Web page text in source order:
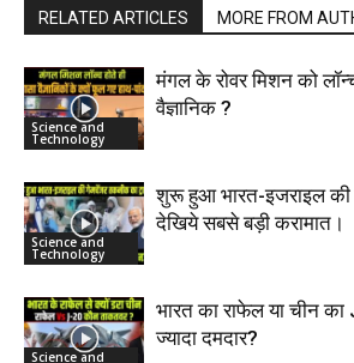
RELATED ARTICLES MORE FROM
Science and
Technology
मंगल के रोवर मिशन को
वैज्ञानिक ?
Science and
Technology
शुरू हुआ भारत-इजराइल
देखिये सबसे बड़ी करामात।
Science and
भारत का राफेल या चीन
ज्यादा दमदार?